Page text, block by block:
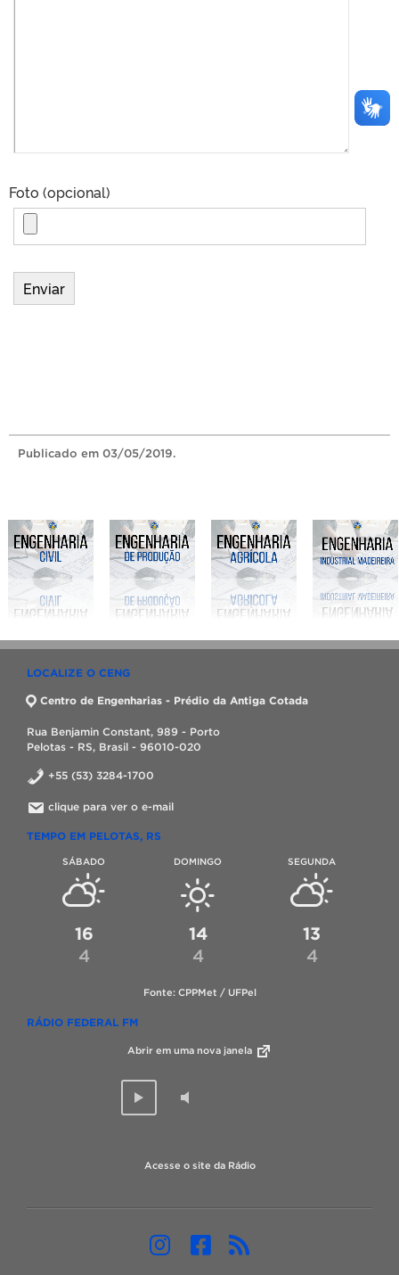
Foto (opcional)
Publicado em 03/05/2019.
LOCALIZE O CENG
Centro de Engenharias - Prédio da Antiga Cotada
Rua Benjamin Constant, 989 - Porto
Pelotas - RS, Brasil - 96010-020
+55 (53) 3284-1700
clique para ver o e-mail
TEMPO EM PELOTAS, RS
SÁBADO
16
4
DOMINGO
14
4
SEGUNDA
13
4
Fonte: CPPMet / UFPel
RÁDIO FEDERAL FM
Abrir em uma nova janela
Acesse o site da Rádio